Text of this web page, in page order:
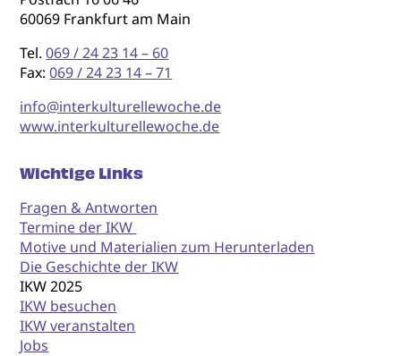
60069 Frankfurt am Main
Tel.069 / 24 23 14 – 60
Fax:069 / 24 23 14 – 71
info@interkulturellewoche.de
www.interkulturellewoche.de
Wichtige Links
Fragen & Antworten
Termine der IKW
Motive und Materialien zum Herunterladen
Die Geschichte der IKW
IKW 2025
IKW besuchen
IKW veranstalten
Jobs